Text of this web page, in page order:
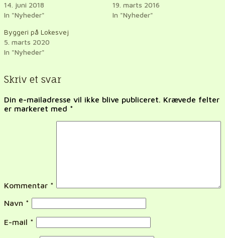
14. juni 2018
In "Nyheder"
19. marts 2016
In "Nyheder"
Byggeri på Lokesvej
5. marts 2020
In "Nyheder"
Skriv et svar
Din e-mailadresse vil ikke blive publiceret. Krævede felter
er markeret med *
Kommentar *
Navn *
E-mail *